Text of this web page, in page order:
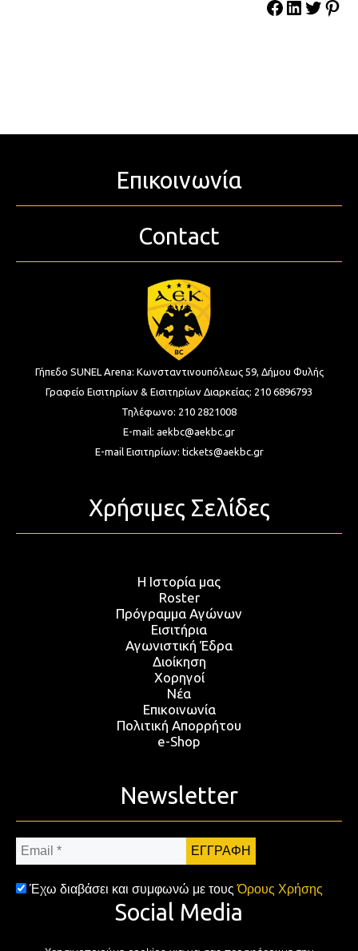
Επικοινωνία
Contact
Γήπεδο SUNEL Arena: Κωνσταντινουπόλεως 59, Δήμου Φυλής
Γραφείο Εισιτηρίων & Εισιτηρίων Διαρκείας: 210 6896793
Τηλέφωνο: 210 2821008
E-mail: aekbc@aekbc.gr
E-mail Εισιτηρίων: tickets@aekbc.gr
Χρήσιμες Σελίδες
Η Ιστορία μας
Roster
Πρόγραμμα Αγώνων
Εισιτήρια
Αγωνιστική Έδρα
Διοίκηση
Χορηγοί
Νέα
Επικοινωνία
Πολιτική Απορρήτου
e-Shop
Newsletter
Email
*
Έχω διαβάσει και συμφωνώ με τουςΌρους Χρήσης
Social Media